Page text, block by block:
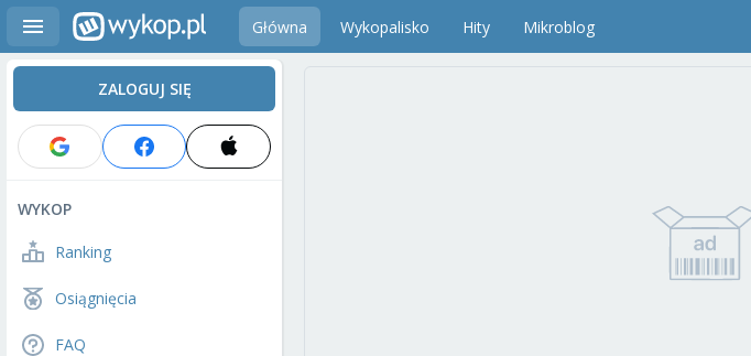
Główna Wykopalisko Hity Mikroblog
ZALOGUJ SIĘ
WYKOP
Ranking
Osiągnięcia
FAQ